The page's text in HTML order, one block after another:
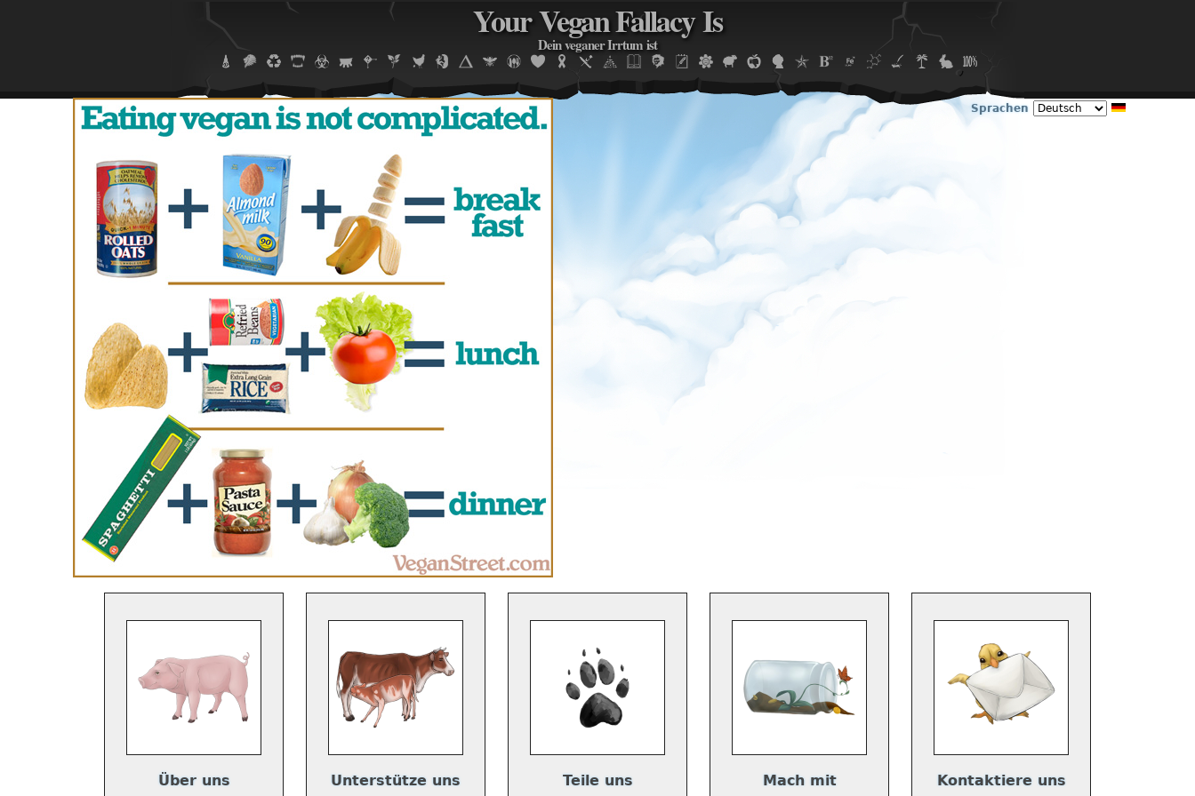
Jump to navigation
Sprachen
Your Vegan Fallacy Is
Dein veganer Irrtum ist
Über uns Unterstütze uns Teile uns Mach mit Kontaktiere uns